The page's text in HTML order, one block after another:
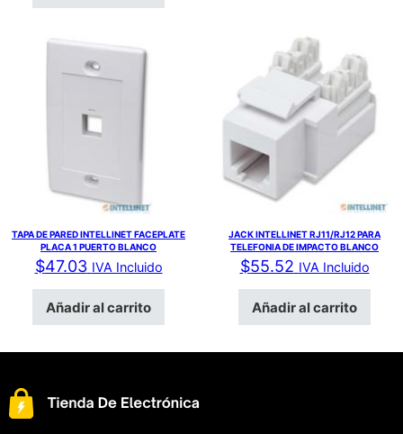
TAPA DE PARED INTELLINET FACEPLATE
PLACA 1 PUERTO BLANCO
$47.03 IVA Incluido
Añadir al carrito
JACK INTELLINET RJ11/RJ12 PARA
TELEFONIA DE IMPACTO BLANCO
$55.52 IVA Incluido
Añadir al carrito